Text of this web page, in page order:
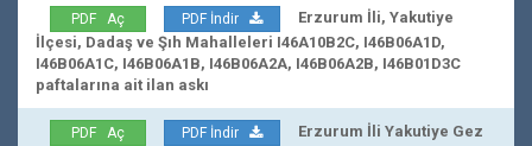
PDF Aç PDF İndir
Erzurum İli, Yakutiye
İlçesi, Dadaş ve Şıh Mahalleleri I46A10B2C, I46B06A1D,
I46B06A1C, I46B06A1B, I46B06A2A, I46B06A2B, I46B01D3C
paftalarına ait ilan askı
PDF Aç PDF İndir
Erzurum İli Yakutiye Gez